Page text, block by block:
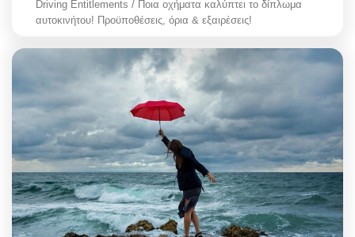
Driving Entitlements / Ποια οχήματα καλύπτει το δίπλωμα
αυτοκινήτου! Προϋποθέσεις, όρια & εξαιρέσεις!